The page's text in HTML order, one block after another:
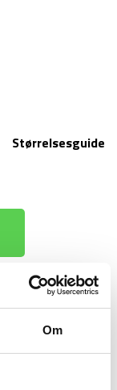
Om
Størrelsesguide
100 dages
returret